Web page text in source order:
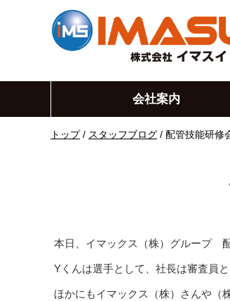
このページの本文へ
会社案内
現
トップ/ スタッフブログ / 配管技能研修
本日、イマックス（株）グループ
Yくんは選手として、社長は審査員
ほかにもイマックス（株）さんや（